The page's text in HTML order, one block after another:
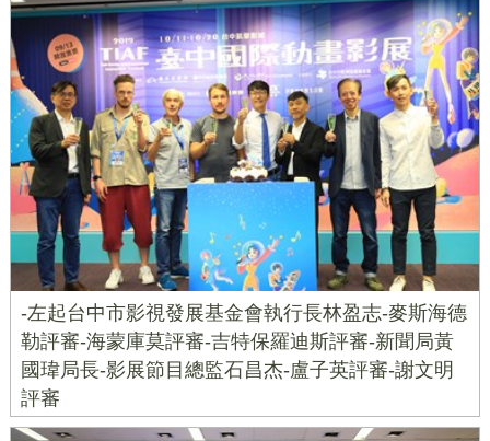
-左起台中市影視發展基金會執行長林盈志-麥斯海德
勒評審-海蒙庫莫評審-吉特保羅迪斯評審-新聞局黃
國瑋局長-影展節目總監石昌杰-盧子英評審-謝文明
評審